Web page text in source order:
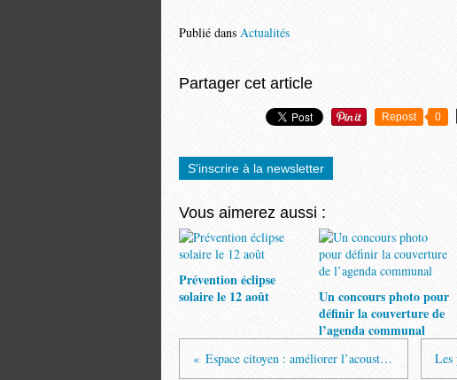
Publié dans Actualités
Partager cet article
Repost 0
S'inscrire à la newsletter
Vous aimerez aussi :
Prévention éclipse
solaire le 12 août
Un concours photo pour
définir la couverture de
l’agenda communal
Espace citoyen : améliorer l’acoustique